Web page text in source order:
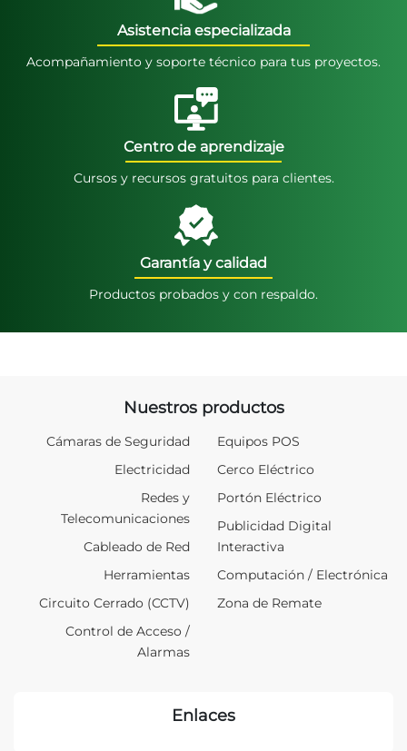
Asistencia especializada
Acompañamiento y soporte técnico para tus proyectos.
Centro de aprendizaje
Cursos y recursos gratuitos para clientes.
Garantía y calidad
Productos probados y con respaldo.
Nuestros productos
Cámaras de Seguridad
Electricidad
Redes y
Telecomunicaciones
Cableado de Red
Herramientas
Circuito Cerrado (CCTV)
Control de Acceso /
Alarmas
Equipos POS
Cerco Eléctrico
Portón Eléctrico
Publicidad Digital
Interactiva
Computación / Electrónica
Zona de Remate
Enlaces